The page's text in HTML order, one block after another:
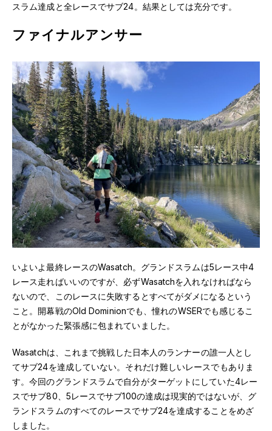
スラム達成と全レースでサブ24。結果としては充分です。
ファイナルアンサー
いよいよ最終レースのWasatch。グランドスラムは5レース中4
レース走ればいいのですが、必ずWasatchを入れなければなら
ないので、このレースに失敗するとすべてがダメになるという
こと。開幕戦のOld Dominionでも、憧れのWSERでも感じるこ
とがなかった緊張感に包まれていました。
Wasatchは、これまで挑戦した日本人のランナーの誰一人とし
てサブ24を達成していない。それだけ難しいレースでもありま
す。今回のグランドスラムで自分がターゲットにしていた4レー
スでサブ80、5レースでサブ100の達成は現実的ではないが、グ
ランドスラムのすべてのレースでサブ24を達成することをめざ
しました。